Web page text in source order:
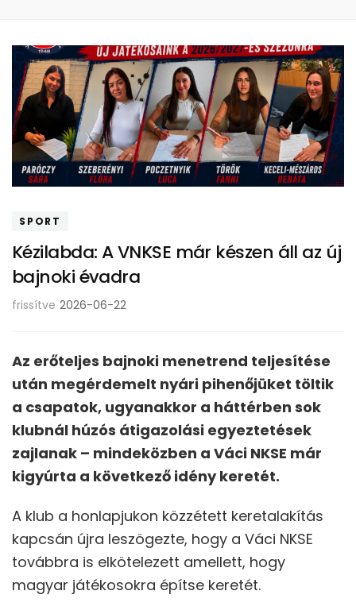
SPORT
Kézilabda: A VNKSE már készen áll az új
bajnoki évadra
frissítve 2026-06-22
Az erőteljes bajnoki menetrend teljesítése
után megérdemelt nyári pihenőjüket töltik
a csapatok, ugyanakkor a háttérben sok
klubnál húzós átigazolási egyeztetések
zajlanak – mindeközben a Váci NKSE már
kigyúrta a következő idény keretét.
A klub a honlapjukon közzétett keretalakítás
kapcsán újra leszögezte, hogy a Váci NKSE
továbbra is elkötelezett amellett, hogy
magyar játékosokra építse keretét.